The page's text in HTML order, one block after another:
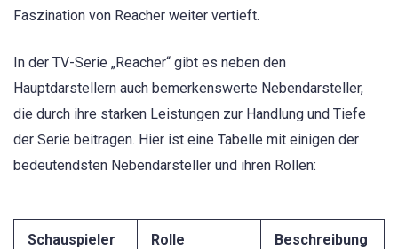
Faszination von Reacher weiter vertieft.
In der TV-Serie „Reacher“ gibt es neben den
Hauptdarstellern auch bemerkenswerte Nebendarsteller,
die durch ihre starken Leistungen zur Handlung und Tiefe
der Serie beitragen. Hier ist eine Tabelle mit einigen der
bedeutendsten Nebendarsteller und ihren Rollen:
Schauspieler Rolle Beschreibung